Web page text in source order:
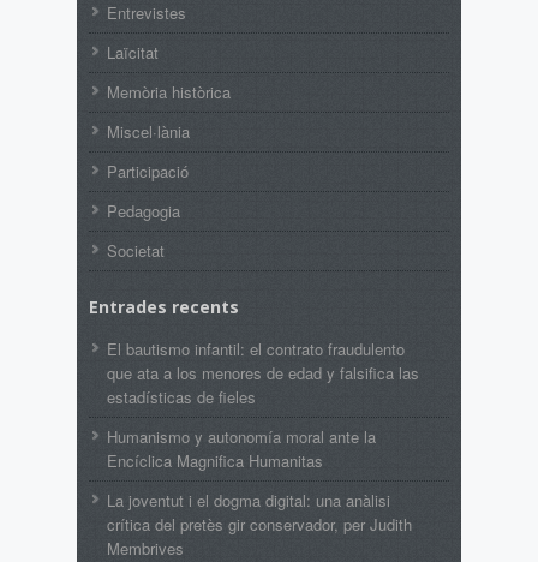
Entrevistes
Laïcitat
Memòria històrica
Miscel·lània
Participació
Pedagogia
Societat
Entrades recents
El bautismo infantil: el contrato fraudulento
que ata a los menores de edad y falsifica las
estadísticas de fieles
Humanismo y autonomía moral ante la
Encíclica Magnifica Humanitas
La joventut i el dogma digital: una anàlisi
crítica del pretès gir conservador, per Judith
Membrives